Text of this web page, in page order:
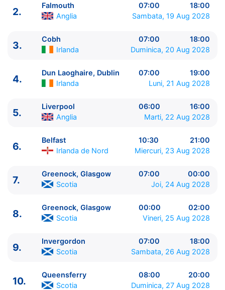
ITINERARIU
Ziua | Portul | Sosire - Plecare
----------------------------------------
1. Southampton Anglia ⚓ - 16:00
Cobh Irlanda 07:00 - 18:00
4.
Dun Laoghaire, Dublin
07:00 - 19:00
6.
Belfast Irlanda de Nord
10:30 - 21:00
Greenock, Glasgow
07:00 - 00:00
9.
Invergordon Scotia
07:00 - 18:00
Queensferry
08:00 - 20:00
Zi de navigare
00:00 - 00:00
12.
Le Havre, Paris
07:00 - 20:00
2.
Falmouth 07:00
18:00
Anglia
Sambata, 19 Aug 2028
3.
Cobh 07:00
18:00
Irlanda
Duminica, 20 Aug 2028
4.
Dun Laoghaire, Dublin 07:00
19:00
Irlanda
Luni, 21 Aug 2028
5.
Liverpool 06:00
16:00
Anglia
Marti, 22 Aug 2028
6.
Belfast 10:30
21:00
Irlanda de Nord
Miercuri, 23 Aug 2028
7.
Greenock, Glasgow 07:00
00:00
Scotia
Joi, 24 Aug 2028
8.
Greenock, Glasgow 00:00
02:00
Scotia
Vineri, 25 Aug 2028
9.
Invergordon 07:00
18:00
Scotia
Sambata, 26 Aug 2028
10.
Queensferry 08:00
20:00
Scotia
Duminica, 27 Aug 2028